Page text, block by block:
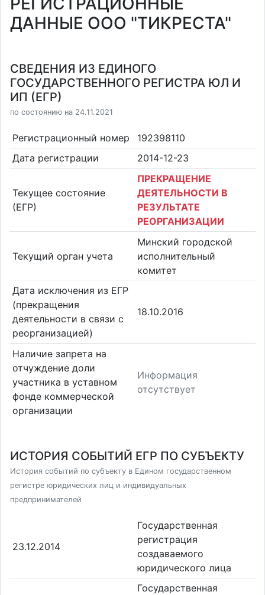
ДАННЫЕ ООО "ТИКРЕСТА"
СВЕДЕНИЯ ИЗ ЕДИНОГО
ГОСУДАРСТВЕННОГО РЕГИСТРА ЮЛ И
ИП (ЕГР)
по состоянию на 24.11.2021
Регистрационный номер
192398110
Дата регистрации
2014-12-23
Текущее состояние
(ЕГР)
ПРЕКРАЩЕНИЕ
ДЕЯТЕЛЬНОСТИ В
РЕЗУЛЬТАТЕ
РЕОРГАНИЗАЦИИ
Текущий орган учета
Минский городской
исполнительный
комитет
Дата исключения из ЕГР
(прекращения
деятельности в связи с
реорганизацией)
18.10.2016
Наличие запрета на
отчуждение доли
участника в уставном
фонде коммерческой
организации
Информация
отсутствует
ИСТОРИЯ СОБЫТИЙ ЕГР ПО СУБЪЕКТУ
История событий по субъекту в Едином государственном
регистре юридических лиц и индивидуальных
предпринимателей
23.12.2014
Государственная
регистрация
создаваемого
юридического лица
Государственная